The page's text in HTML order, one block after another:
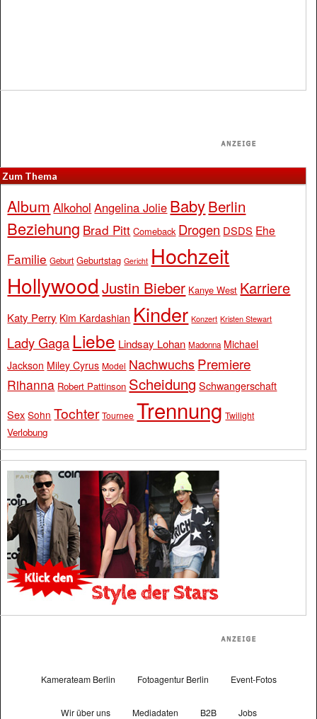
Zum Thema
Album Alkohol Angelina Jolie BabyBerlin
Beziehung Brad Pitt Comeback Drogen DSDS Ehe
Familie Geburt Geburtstag Gericht Hochzeit
Hollywood Justin Bieber Kanye West Karriere
Katy Perry Kim Kardashian Kinder Konzert Kristen Stewart
Lady Gaga Liebe Lindsay Lohan Madonna Michael
Jackson Miley Cyrus Model Nachwuchs Premiere
Rihanna Robert Pattinson Scheidung Schwangerschaft
Sex Sohn Tochter Tournee Trennung Twilight
Verlobung
Kamerateam Berlin Fotoagentur Berlin Event-Fotos
Wir über uns Mediadaten B2B Jobs